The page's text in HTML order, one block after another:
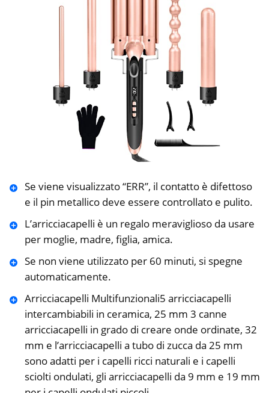
Se viene visualizzato “ERR”, il contatto è difettoso
e il pin metallico deve essere controllato e pulito.
L’arricciacapelli è un regalo meraviglioso da usare
per moglie, madre, figlia, amica.
Se non viene utilizzato per 60 minuti, si spegne
automaticamente.
Arricciacapelli Multifunzionali5 arricciacapelli
intercambiabili in ceramica, 25 mm 3 canne
arricciacapelli in grado di creare onde ordinate, 32
mm e l’arricciacapelli a tubo di zucca da 25 mm
sono adatti per i capelli ricci naturali e i capelli
sciolti ondulati, gli arricciacapelli da 9 mm e 19 mm